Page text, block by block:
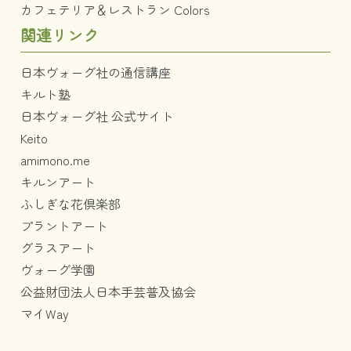
カフェテリア＆レストラン Colors
関連リンク
日本ヴォーグ社の通信講座
キルト塾
日本ヴォーグ社 公式サイト
Keito
amimono.me
キルンアート
ふしぎな花倶楽部
プラントアート
グラスアート
ヴォーグ学園
公益財団法人日本手芸普及協会
マイWay